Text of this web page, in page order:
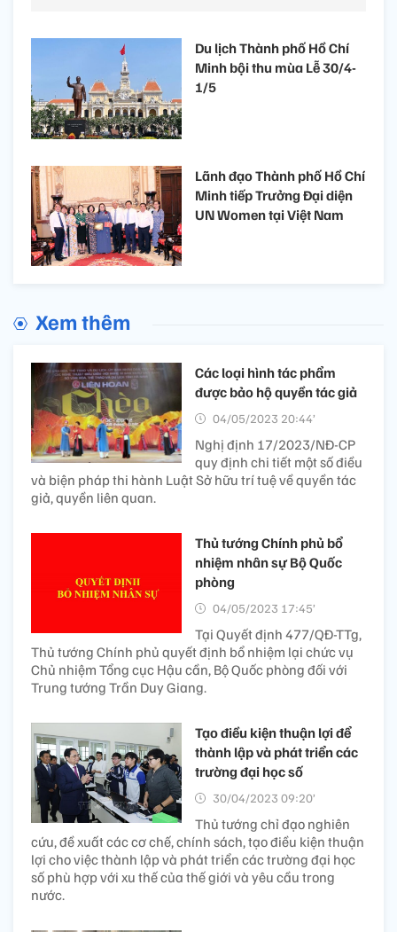
Du lịch Thành phố Hồ Chí
Minh bội thu mùa Lễ 30/4-
1/5
Lãnh đạo Thành phố Hồ Chí
Minh tiếp Trưởng Đại diện
UN Women tại Việt Nam
Xem thêm
Các loại hình tác phẩm
được bảo hộ quyền tác giả
04/05/2023 20:44’
Nghị định 17/2023/NĐ-CP
quy định chi tiết một số điều
và biện pháp thi hành Luật Sở hữu trí tuệ về quyền tác
giả, quyền liên quan.
Thủ tướng Chính phủ bổ
nhiệm nhân sự Bộ Quốc
phòng
04/05/2023 17:45’
Tại Quyết định 477/QĐ-TTg,
Thủ tướng Chính phủ quyết định bổ nhiệm lại chức vụ
Chủ nhiệm Tổng cục Hậu cần, Bộ Quốc phòng đối với
Trung tướng Trần Duy Giang.
Tạo điều kiện thuận lợi để
thành lập và phát triển các
trường đại học số
30/04/2023 09:20’
Thủ tướng chỉ đạo nghiên
cứu, đề xuất các cơ chế, chính sách, tạo điều kiện thuận
lợi cho việc thành lập và phát triển các trường đại học
số phù hợp với xu thế của thế giới và yêu cầu trong
nước.